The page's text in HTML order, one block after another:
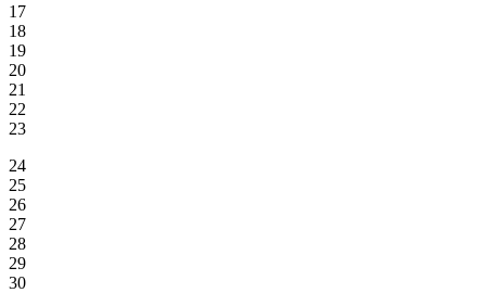
17
18
19
20
21
22
23
24
25
26
27
28
29
30